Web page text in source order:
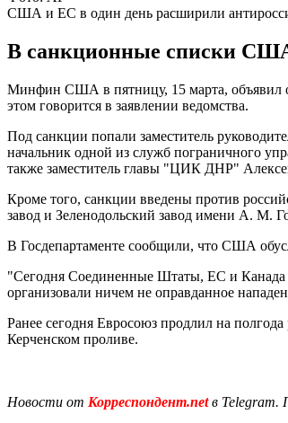
США и ЕС в один день расширили
В санкционные списки США
Минфин США в пятницу, 15 марта, объявил
этом говорится в заявлении ведомства.
Под санкции попали заместитель
начальник одной из служб пограничного
также заместитель главы "ЦИК ДНР"
Кроме того, санкции введены против
завод и Зеленодольский завод имени А. М.
В Госдепартаменте сообщили, что США
"Сегодня Соединенные Штаты, ЕС и Канада
организовали ничем не оправданное
Ранее сегодня Евросоюз продлил на
Керченском проливе.
Новости от Корреспондент.netв Telegram.